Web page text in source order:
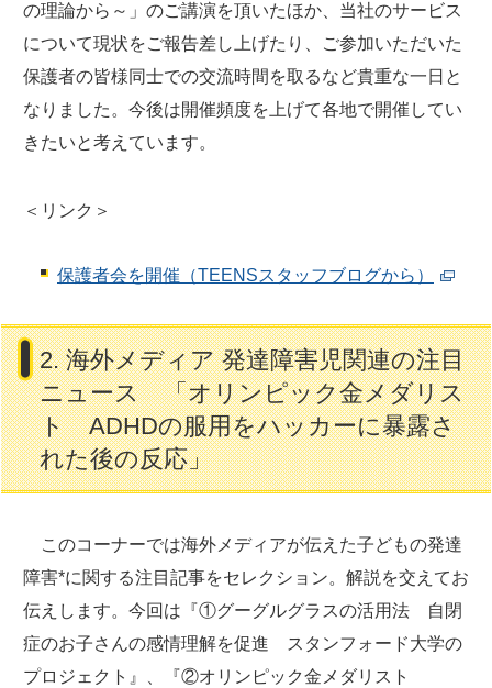
の理論から～」のご講演を頂いたほか、当社のサービス
について現状をご報告差し上げたり、ご参加いただいた
保護者の皆様同士での交流時間を取るなど貴重な一日と
なりました。今後は開催頻度を上げて各地で開催してい
きたいと考えています。
＜リンク＞
保護者会を開催（TEENSスタッフブログから）
2. 海外メディア 発達障害児関連の注目
ニュース 「オリンピック金メダリス
ト ADHDの服用をハッカーに暴露さ
れた後の反応」
このコーナーでは海外メディアが伝えた子どもの発達
障害*に関する注目記事をセレクション。解説を交えてお
伝えします。今回は『①グーグルグラスの活用法 自閉
症のお子さんの感情理解を促進 スタンフォード大学の
プロジェクト』、『②オリンピック金メダリスト